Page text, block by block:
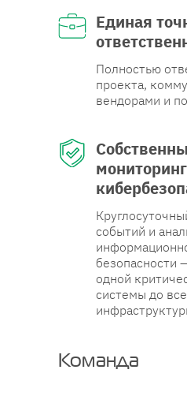
Полностью
проекта,
вендорами и
событий и
безопасности
одной
системы до
Единая
Команда